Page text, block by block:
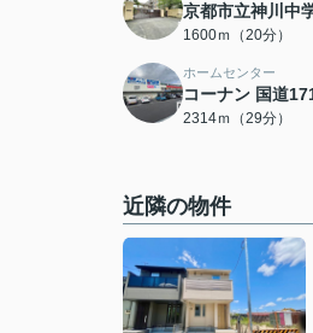
京都市立神川中
1600ｍ（20分）
ホームセンター
コーナン 国道
2314ｍ（29分）
近隣の物件